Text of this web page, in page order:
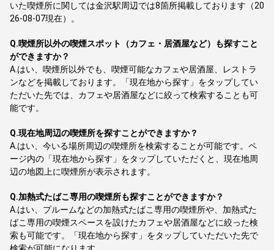
いた喫煙所に関しては金沢駅周辺では8箇所掲載しております（20
26-08-07現在）。
Q.喫煙所以外の喫煙スポット（カフェ・居酒屋など）も探すこと
ができますか？
A. はい、喫煙所以外でも、喫煙可能なカフェや居酒屋、レストラ
ンなどを掲載しております。「現在地から探す」をタップしてい
ただいた先では、カフェや居酒屋などに絞って検索することも可
能です。
Q.現在地周辺の喫煙所を探すことができますか？
A. はい、今いる場所周辺の喫煙所を検索することが可能です。ペ
ージ内の「現在地から探す」をタップしていただくと、現在地周
辺の地図上に喫煙所が表示されます。
Q.加熱式たばこ専用の喫煙所も探すことができますか？
A. はい、プルームなどの加熱式たばこ専用の喫煙所や、加熱式た
ばこ専用の喫煙スペースを設けたカフェや居酒屋などに絞った検
索も可能です。「現在地から探す」をタップしていただいた先で